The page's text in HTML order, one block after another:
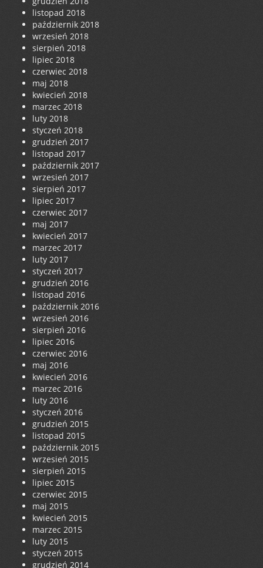
listopad 2018
październik 2018
wrzesień 2018
sierpień 2018
lipiec 2018
czerwiec 2018
maj 2018
kwiecień 2018
marzec 2018
luty 2018
styczeń 2018
grudzień 2017
listopad 2017
październik 2017
wrzesień 2017
sierpień 2017
lipiec 2017
czerwiec 2017
maj 2017
kwiecień 2017
marzec 2017
luty 2017
styczeń 2017
grudzień 2016
listopad 2016
październik 2016
wrzesień 2016
sierpień 2016
lipiec 2016
czerwiec 2016
maj 2016
kwiecień 2016
marzec 2016
luty 2016
styczeń 2016
grudzień 2015
listopad 2015
październik 2015
wrzesień 2015
sierpień 2015
lipiec 2015
czerwiec 2015
maj 2015
kwiecień 2015
marzec 2015
luty 2015
styczeń 2015
grudzień 2014